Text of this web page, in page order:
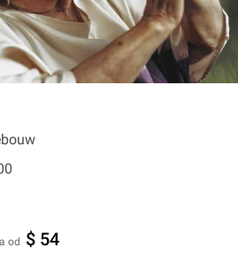
od $ 54